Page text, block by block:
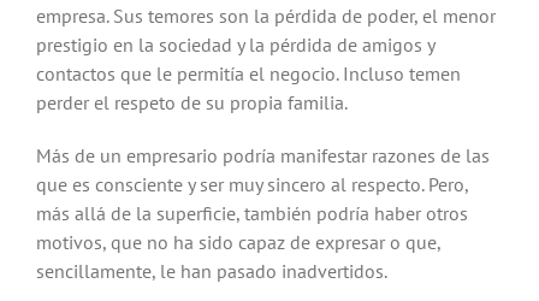
empresa. Sus temores son la pérdida de poder, el menor
prestigio en la sociedad y la pérdida de amigos y
contactos que le permitía el negocio. Incluso temen
perder el respeto de su propia familia.
Más de un empresario podría manifestar razones de las
que es consciente y ser muy sincero al respecto. Pero,
más allá de la superficie, también podría haber otros
motivos, que no ha sido capaz de expresar o que,
sencillamente, le han pasado inadvertidos.